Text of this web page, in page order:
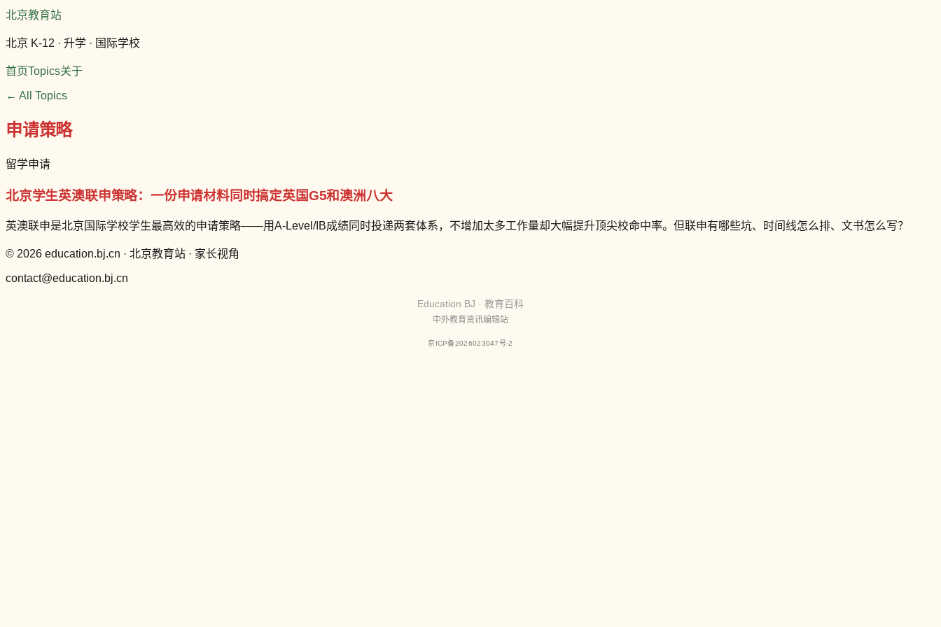
北京教育站
北京 K-12 · 升学 · 国际学校
首页Topics关于
← All Topics
申请策略
留学申请
北京学生英澳联申策略：一份申请材料同时搞定英国G5和澳洲八大
英澳联申是北京国际学校学生最高效的申请策略——用A-Level/IB成绩同时投递两套体系，不增加太多工作量却大幅提升顶尖校命中率。但联申有哪些坑、时间线怎么排、文书怎么写？
© 2026 education.bj.cn · 北京教育站 · 家长视角
contact@education.bj.cn
Education BJ · 教育百科
中外教育资讯编辑站
京ICP备2026023047号-2